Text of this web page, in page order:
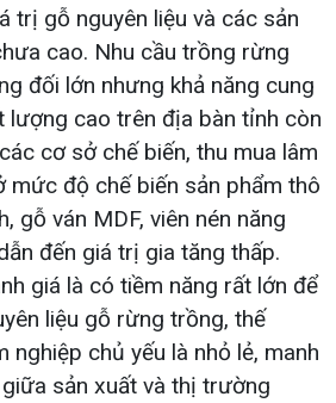
trị gỗ nguyên liệu và các sản
cao. Nhu cầu trồng rừng
đối lớn nhưng khả năng cung
lượng cao trên địa bàn tỉnh còn
cơ sở chế biến, thu mua lâm
mức độ chế biến sản phẩm thô
gỗ ván MDF, viên nén năng
đến giá trị gia tăng thấp.
giá là có tiềm năng rất lớn để
liệu gỗ rừng trồng, thế
nghiệp chủ yếu là nhỏ lẻ, manh
sản xuất và thị trường